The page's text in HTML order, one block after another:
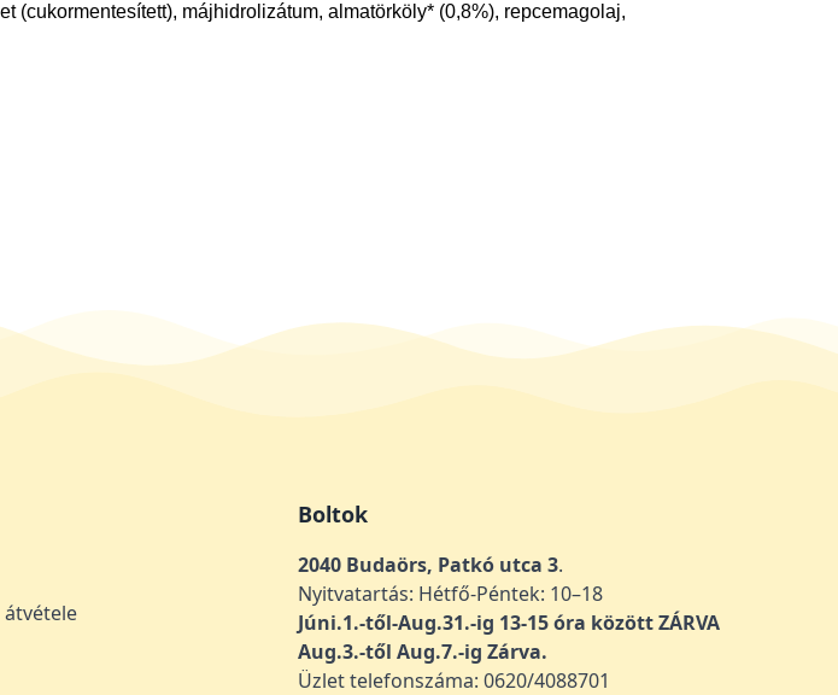
(cukormentesített), májhidrolizátum, almatörköly* (0,8%), repcemagolaj,
átvétele
Boltok
2040 Budaörs, Patkó utca 3.
Nyitvatartás: Hétfő-Péntek: 10–18
Júni.1.-től-Aug.31.-ig 13-15 óra között ZÁRVA
Aug.3.-től Aug.7.-ig Zárva.
Üzlet telefonszáma: 0620/4088701